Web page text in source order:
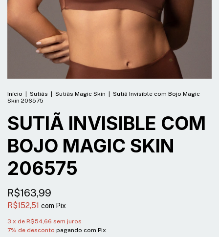
Início Sutiãs Sutiãs Magic Skin
Sutiã Invisible com Bojo Magic
Skin 206575
SUTIÃ INVISIBLE COM
BOJO MAGIC SKIN
206575
R$163,99
R$152,51 com Pix
3 x de R$54,66 sem juros
7% de desconto pagando com Pix